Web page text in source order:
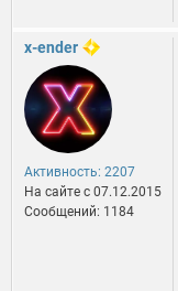
x-ender
Активность: 2207
На сайте c 07.12.2015
Сообщений: 1184